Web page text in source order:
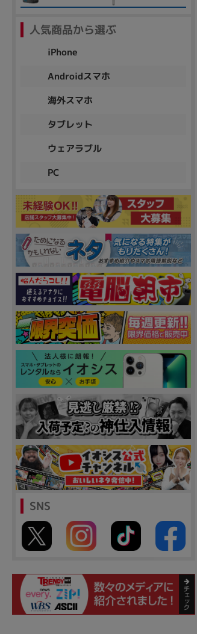
人気商品から選ぶ
iPhone
Androidスマホ
海外スマホ
タブレット
ウェアラブル
PC
SNS
各項目のチェックボックスは「or検索」となります。